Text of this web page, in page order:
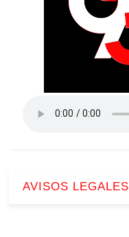
AVISOS LEGALES